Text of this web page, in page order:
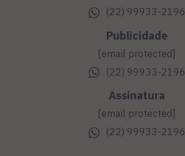
(22) 99933-2196
Publicidade
[email protected]
(22) 99933-2196
Assinatura
[email protected]
(22) 99933-2196